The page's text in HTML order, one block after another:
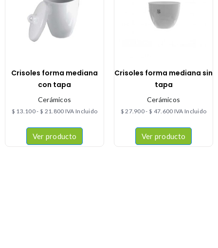
Crisoles forma mediana
con tapa
Cerámicos
$ 13.100- $ 21.800 IVA Incluido
Ver producto
Crisoles forma mediana sin
tapa
Cerámicos
$ 27.900- $ 47.600 IVA Incluido
Ver producto